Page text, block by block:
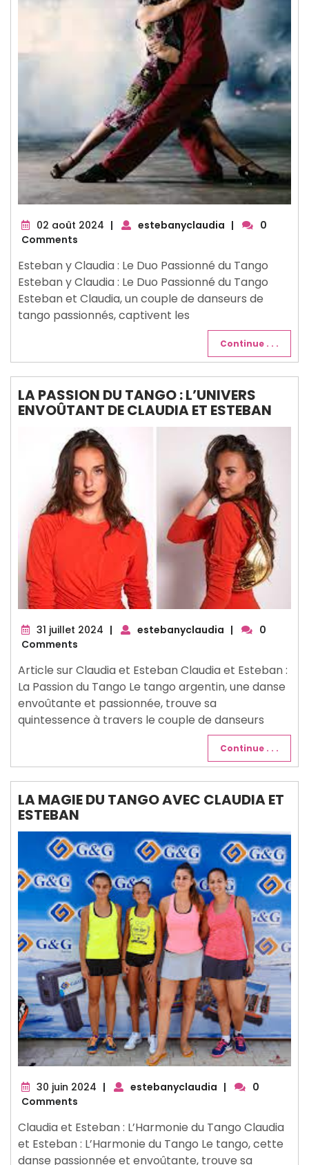
02 août 2024 02
| estebanyclaudia |
0
Comments
Esteban y Claudia : Le Duo Passionné du Tango
Esteban y Claudia : Le Duo Passionné du Tango
Esteban et Claudia, un couple de danseurs de
tango passionnés, captivent les
Continue . . .
LA PASSION DU TANGO : L’UNIVERS
ENVOÛTANT DE CLAUDIA ET ESTEBAN
31 juillet 2024 31| estebanyclaudia |
0
Comments
Article sur Claudia et Esteban Claudia et Esteban :
La Passion du Tango Le tango argentin, une danse
envoûtante et passionnée, trouve sa
quintessence à travers le couple de danseurs
Continue . . .
LA MAGIE DU TANGO AVEC CLAUDIA ET
ESTEBAN
30 juin 2024 30
| estebanyclaudia |
0
Comments
Claudia et Esteban : L’Harmonie du Tango Claudia
et Esteban : L’Harmonie du Tango Le tango, cette
danse passionnée et envoûtante, trouve sa